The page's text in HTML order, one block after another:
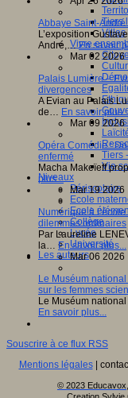
Tiers
Villes
Vivre
Tiers
Vie
Niveaux
Périscolaire
Ecole
Ecole
Collège
Lycée
Université
Les auteurs
Abbaye Saint-
L’exposition
André,…En savoir
Mar 02 2026
Palais Lumière –
divergences
A Evian au Palais
de… En savoir
Mar 09 2026
Opéra Comédie :
enfermé
Macha Makeïeff
plus...
Mar 19 2026
Numérique à
dilemmes ordinaires
Par Laureline
la… En savoir plus...
Mar 06 2026
Le Muséum
sur les femmes
Le Muséum
En savoir plus...
Souscrire à ce flux RSS
Mentions légales|
© 2023